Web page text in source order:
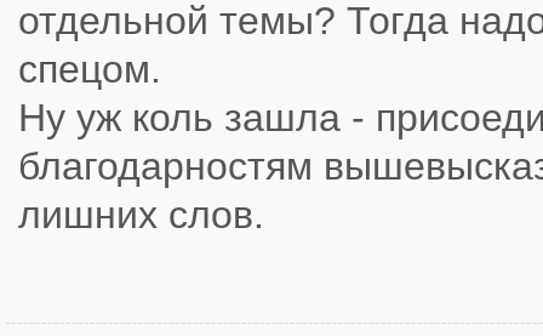
отдельной темы? Тогда
спецом.
Ну уж коль зашла -
благодарностям
лишних слов.